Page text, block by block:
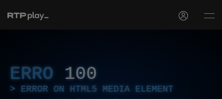
ERRO 100
ERROR ON HTML5 MEDIA ELEMENT